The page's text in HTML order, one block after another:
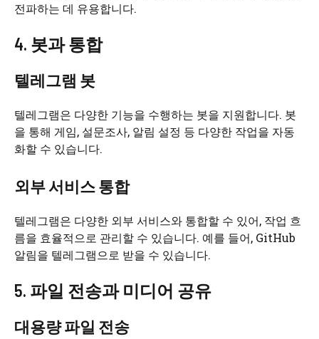
전파하는 데 유용합니다.
4. 봇과 통합
텔레그램 봇
텔레그램은 다양한 기능을 수행하는 봇을 지원합니다. 봇
을 통해 게임, 설문조사, 알림 설정 등 다양한 작업을 자동
화할 수 있습니다.
외부 서비스 통합
텔레그램은 다양한 외부 서비스와 통합할 수 있어, 작업 흐
름을 효율적으로 관리할 수 있습니다. 예를 들어, GitHub
알림을 텔레그램으로 받을 수 있습니다.
5. 파일 전송과 미디어 공유
대용량 파일 전송